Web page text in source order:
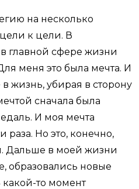
на несколько
к цели. В
главной сфере жизни
меня это была мечта. И
жизнь, убирая в сторону
сначала была
И моя мечта
раза. Но это, конечно,
Дальше в моей жизни
образовались новые
то момент